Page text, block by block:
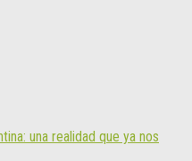
una realidad que ya nos